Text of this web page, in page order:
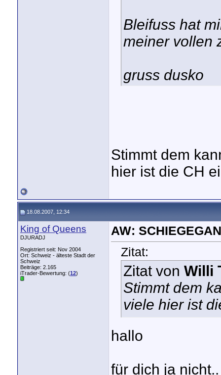
Bleifuss hat
meiner vollen
gruss dusko
Stimmt dem
hier ist die CH
18.08.2007, 12:34
King of Queens
DJURADJ
Registriert seit: Nov 2004
Ort: Schweiz - älteste Stadt der
Schweiz
Beiträge: 2.165
iTrader-Bewertung: (12)
AW:
Zitat:
Zitat von Willi
Stimmt dem
viele hier ist
hallo
für dich ja